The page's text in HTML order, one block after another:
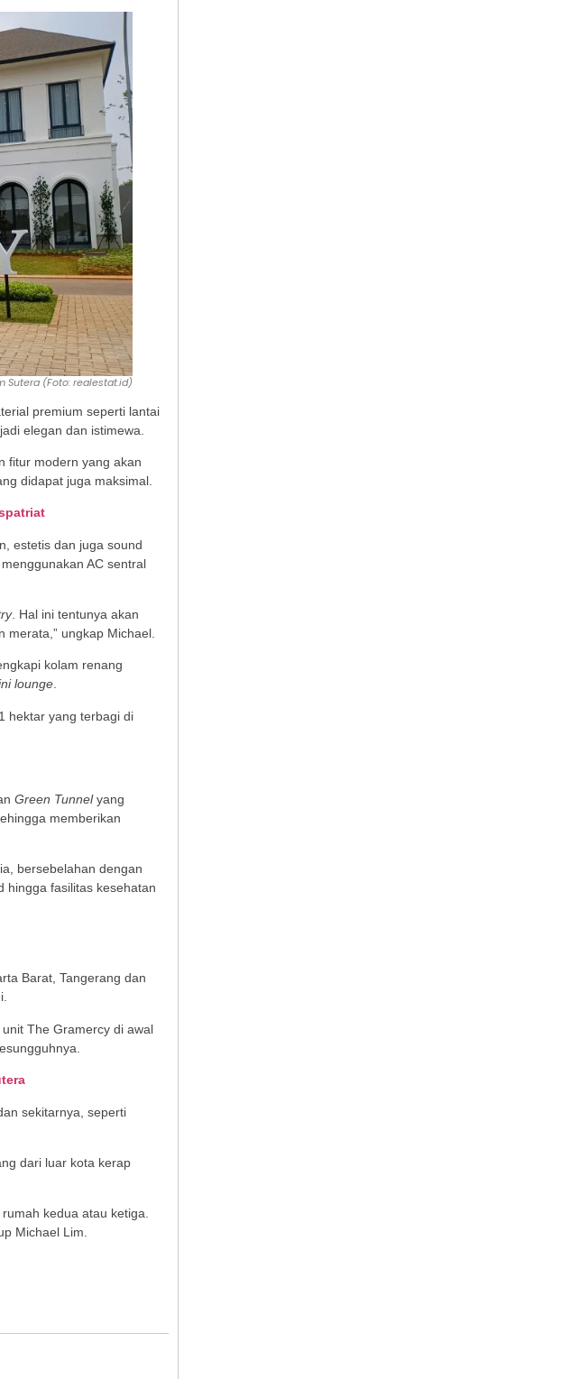
Sutera (Foto: realestat.id)
premium seperti lantai
elegan dan istimewa.
fitur modern yang akan
didapat juga maksimal.
estetis dan juga sound
AC sentral
. Hal ini tentunya akan
ungkap Michael.
kolam renang
lounge.
hektar yang terbagi di
Green Tunnelyang
memberikan
bersebelahan dengan
hingga fasilitas kesehatan
Barat, Tangerang dan
The Gramercy di awal
sekitarnya, seperti
dari luar kota kerap
kedua atau ketiga.
Michael Lim.